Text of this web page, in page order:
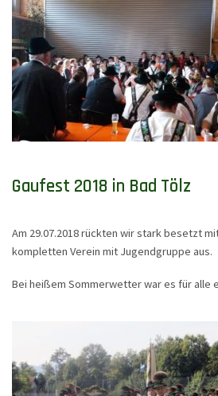
Gaufest 2018 in Bad Tölz
Am 29.07.2018 rückten wir stark besetzt
kompletten Verein mit Jugendgruppe aus.
Bei heißem Sommerwetter war es für alle